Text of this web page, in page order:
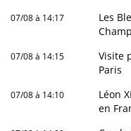
07/08 à 14:17
Les
07/08 à 14:15
Visite
Paris
07/08 à 14:10
Léon
en